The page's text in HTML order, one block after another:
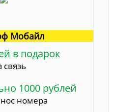
Мобайл
в подарок
связь
1000 рублей
номера